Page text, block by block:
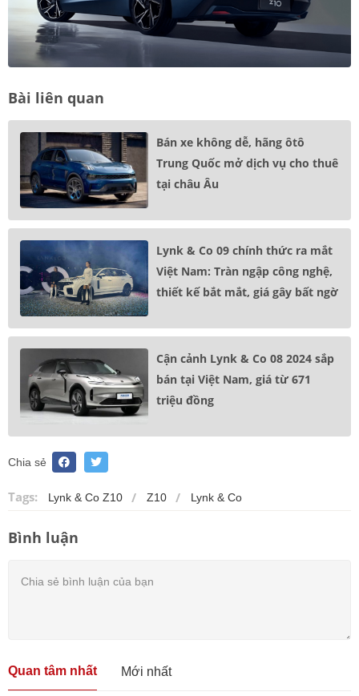
Bài liên quan
Bán xe không dễ, hãng ôtô
Trung Quốc mở dịch vụ cho thuê
tại châu Âu
Lynk & Co 09 chính thức ra mắt
Việt Nam: Tràn ngập công nghệ,
thiết kế bắt mắt, giá gây bất ngờ
Cận cảnh Lynk & Co 08 2024 sắp
bán tại Việt Nam, giá từ 671
triệu đồng
Chia sẻ
Tags: Lynk & Co Z10 Z10 Lynk & Co
Bình luận
Quan tâm nhất Mới nhất